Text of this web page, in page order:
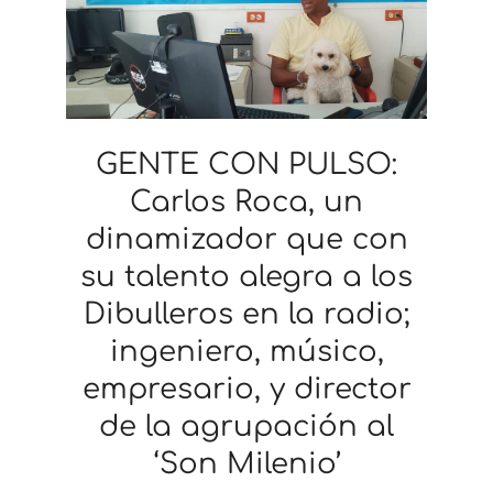
GENTE CON PULSO:
Carlos Roca, un
dinamizador que con
su talento alegra a los
Dibulleros en la radio;
ingeniero, músico,
empresario, y director
de la agrupación al
‘Son Milenio’